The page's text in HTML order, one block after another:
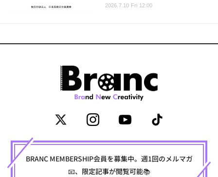
2026.7.10 Fri 12:00
BRANC MEMBERSHIP会員を募集中。週1回のメルマガ
📧、限定記事が閲覧可能📚